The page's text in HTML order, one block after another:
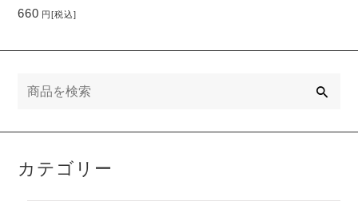
660 円[税込]
カテゴリー